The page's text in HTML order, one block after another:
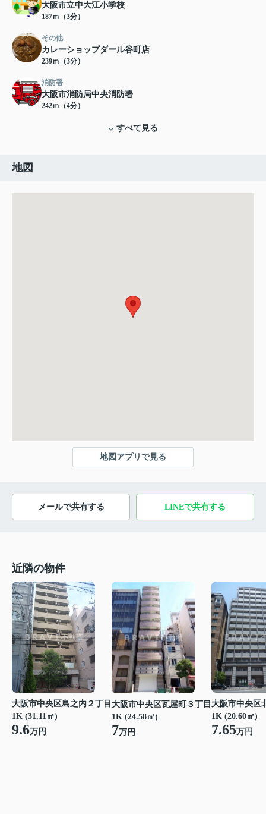
大阪市立中大江小学校
187ｍ（3分）
その他
カレーショップダール谷町店
239ｍ（3分）
消防署
大阪市消防局中央消防署
242ｍ（4分）
すべて見る
地図
地図アプリで見る
メールで共有する LINEで共有する
近隣の物件
大阪市中央区島之内２丁目
1K (31.11㎡)
9.6万円
大阪市中央区瓦屋町３丁目
1K (24.58㎡)
7万円
大阪市中央区
1K (20.60㎡)
7.65万円